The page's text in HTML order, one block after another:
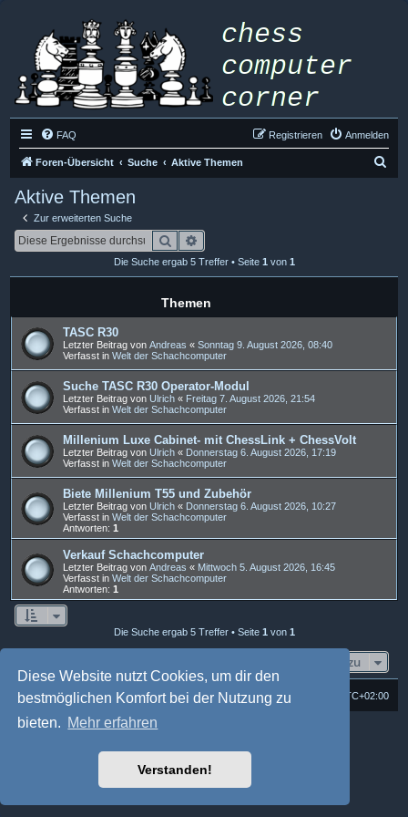
Diese Website nutzt Cookies, um dir den
bestmöglichen Komfort bei der Nutzung zu
bieten. Mehr erfahren
Verstanden!
FAQ Anmelden
Registrieren
Foren-Übersicht Suche Aktive Themen
Aktive Themen
Zur erweiterten Suche
Suche
Die Suche ergab 5 Treffer • Seite 1 von 1
Themen
TASC R30
Letzter Beitrag von Andreas « Sonntag 9. August 2026, 08:40
Verfasst in Welt der Schachcomputer
Suche TASC R30 Operator-Modul
Letzter Beitrag von Ulrich « Freitag 7. August 2026, 21:54
Verfasst in Welt der Schachcomputer
Millenium Luxe Cabinet- mit ChessLink + ChessVolt
Letzter Beitrag von Ulrich « Donnerstag 6. August 2026, 17:19
Verfasst in Welt der Schachcomputer
Biete Millenium T55 und Zubehör
Letzter Beitrag von Ulrich « Donnerstag 6. August 2026, 10:27
Verfasst in Welt der Schachcomputer
Antworten: 1
Verkauf Schachcomputer
Letzter Beitrag von Andreas « Mittwoch 5. August 2026, 16:45
Verfasst in Welt der Schachcomputer
Antworten: 1
Die Suche ergab 5 Treffer • Seite 1 von 1
Gehe zu
Foren-Übersicht Alle Zeiten sind UTC+02:00
Alle Cookies löschen
Powered byphpBB
Style: Multi Design by Joyce&Luna
phpBB-Style-Design
phpBB Two Factor Authentication ©
Datenschutz|Nutzungsbedingungen